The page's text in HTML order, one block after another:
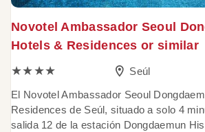
Novotel Ambassador Seoul
Hotels & Residences or similar
★★★★
Seúl
El Novotel Ambassador Seoul
Residences de Seúl, situado a solo 4
salida 12 de la estación Dongdaemun